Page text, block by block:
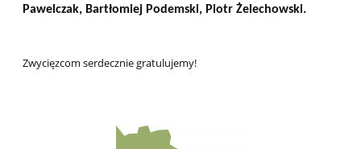
Pawelczak, Bartłomiej Podemski, Piotr Żelechowski.
Zwycięzcom serdecznie gratulujemy!